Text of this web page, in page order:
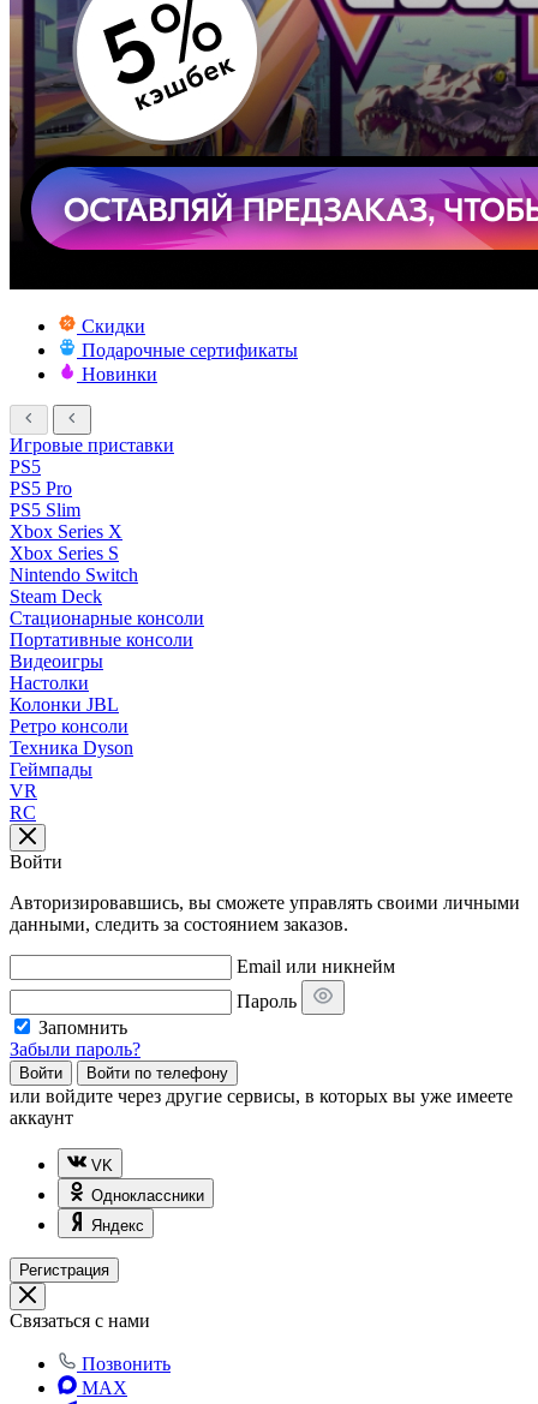
Скидки
Подарочные сертификаты
Новинки
Игровые приставки
PS5
PS5 Pro
PS5 Slim
Xbox Series X
Xbox Series S
Nintendo Switch
Steam Deck
Стационарные консоли
Портативные консоли
Видеоигры
Настолки
Колонки JBL
Ретро консоли
Техника Dyson
Геймпады
VR
RC
Войти
Авторизировавшись, вы сможете управлять своими личными
данными, следить за состоянием заказов.
Email или никнейм
Пароль
Запомнить
Забыли пароль?
Войти Войти по телефону
или войдите через другие сервисы, в которых вы уже имеете
аккаунт
VK
Одноклассники
Яндекс
Регистрация
Связаться с нами
Позвонить
MAX